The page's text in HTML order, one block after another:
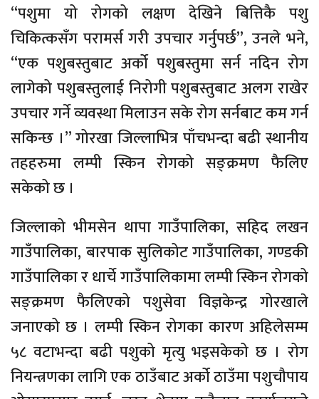
“पशुमा यो रोगको लक्षण देखिने बित्तिकै पशु
चिकित्कसँग परामर्स गरी उपचार गर्नुपर्छ”, उनले भने,
“एक पशुबस्तुबाट अर्को पशुबस्तुमा सर्न नदिन रोग
लागेको पशुबस्तुलाई निरोगी पशुबस्तुबाट अलग राखेर
उपचार गर्ने व्यवस्था मिलाउन सके रोग सर्नबाट कम गर्न
सकिन्छ ।” गोरखा जिल्लाभित्र पाँचभन्दा बढी स्थानीय
तहहरुमा लम्पी स्किन रोगको सङ्क्रमण फैलिए
सकेको छ ।
जिल्लाको भीमसेन थापा गाउँपालिका, सहिद लखन
गाउँपालिका, बारपाक सुलिकोट गाउँपालिका, गण्डकी
गाउँपालिका र धार्चे गाउँपालिकामा लम्पी स्किन रोगको
सङ्क्रमण फैलिएको पशुसेवा विज्ञकेन्द्र गोरखाले
जनाएको छ । लम्पी स्किन रोगका कारण अहिलेसम्म
५८ वटाभन्दा बढी पशुको मृत्यु भइसकेको छ । रोग
नियन्त्रणका लागि एक ठाउँबाट अर्को ठाउँमा पशुचौपाय